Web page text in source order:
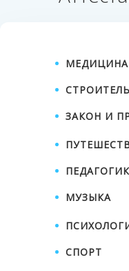
МЕДИЦИНА
ЗАКОН И
КУЛИНАРИЯ
МУЗЫКА
ПЕРЕВОД С/
СПОРТ